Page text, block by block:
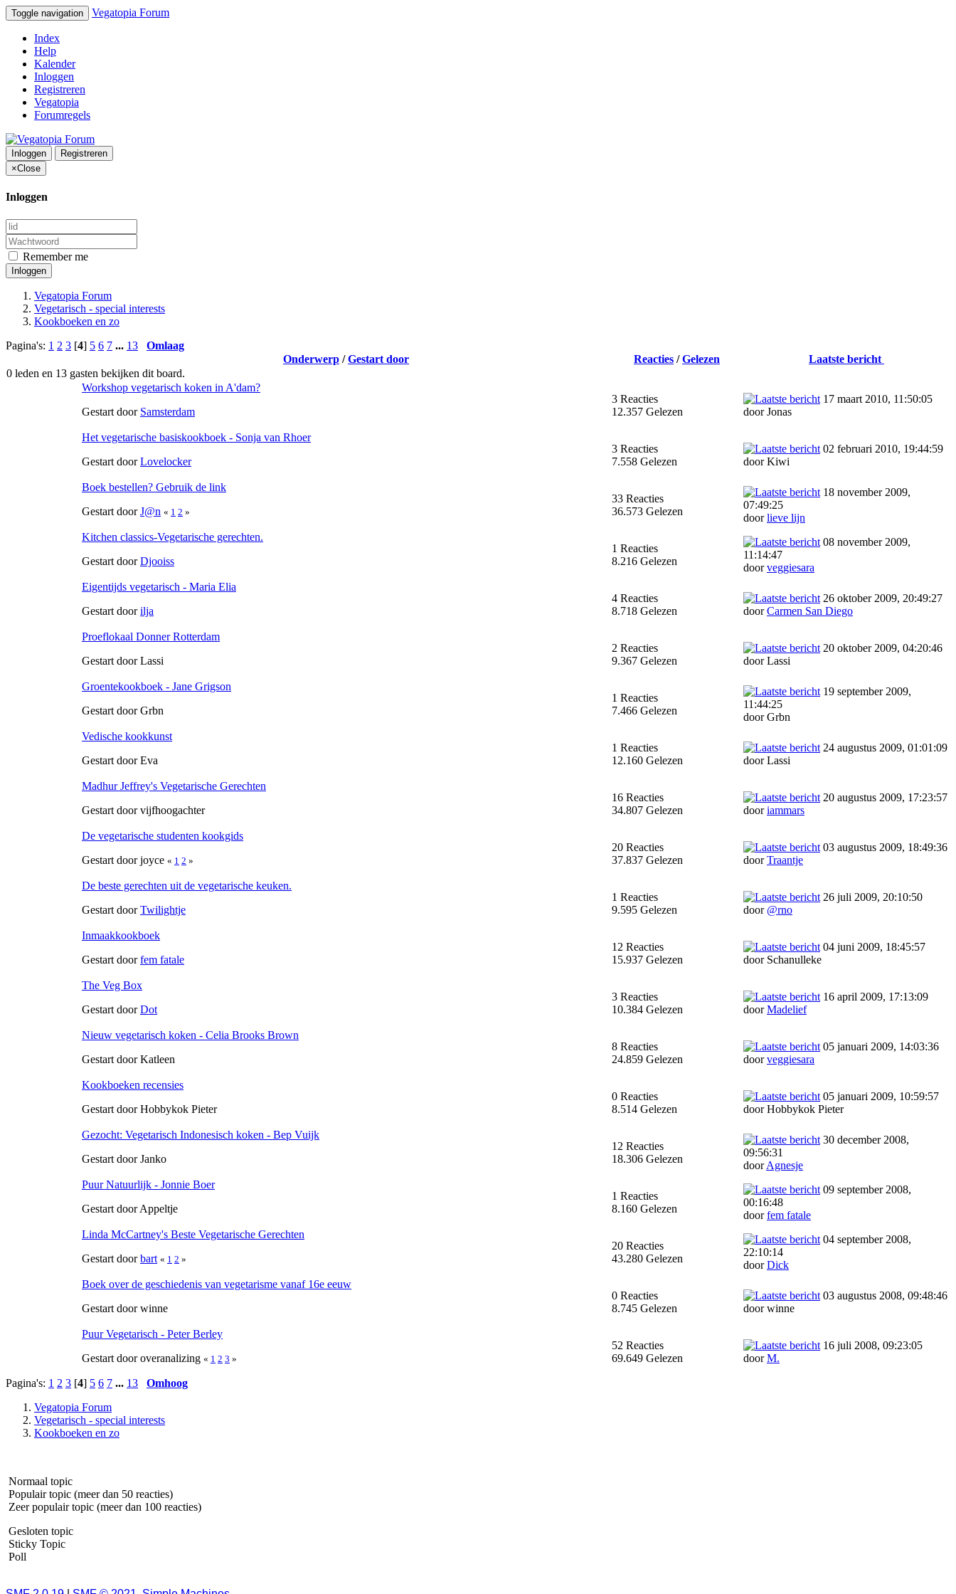
Toggle navigation Vegatopia Forum
Index
Help
Kalender
Inloggen
Registreren
Vegatopia
Forumregels
Inloggen
Registreren
×Close
Inloggen
Remember me
Inloggen
Vegatopia Forum
Vegetarisch - special interests
Kookboeken en zo
Pagina's: 1 2 3 [4] 5 6 7 ... 13
Omlaag
Onderwerp /Gestart door Reacties /Gelezen
Laatste bericht
0 leden en 13 gasten bekijken dit board.
Workshop vegetarisch koken in A'dam?
Gestart door Samsterdam
3 Reacties
12.357 Gelezen
17 maart 2010, 11:50:05
door Jonas
Het vegetarische basiskookboek - Sonja van Rhoer
Gestart doorLovelocker
3 Reacties
7.558 Gelezen
02 februari 2010, 19:44:59
door Kiwi
Boek bestellen? Gebruik de link
Gestart doorJ@n « 1 2 »
33 Reacties
36.573 Gelezen
18 november 2009,
07:49:25
doorlieve lijn
Kitchen classics-Vegetarische gerechten.
Gestart doorDjooiss
1 Reacties
8.216 Gelezen
08 november 2009,
11:14:47
doorveggiesara
Eigentijds vegetarisch - Maria Elia
Gestart doorilja
4 Reacties
8.718 Gelezen
26 oktober 2009, 20:49:27
doorCarmen San Diego
Proeflokaal Donner Rotterdam
Gestart door Lassi
2 Reacties
9.367 Gelezen
20 oktober 2009, 04:20:46
door Lassi
Groentekookboek - Jane Grigson
Gestart door Grbn
1 Reacties
7.466 Gelezen
19 september 2009,
11:44:25
door Grbn
Vedische kookkunst
Gestart door Eva
1 Reacties
12.160 Gelezen
24 augustus 2009, 01:01:09
door Lassi
Madhur Jeffrey's Vegetarische Gerechten
Gestart door vijfhoogachter
16 Reacties
34.807 Gelezen
20 augustus 2009, 17:23:57
dooriammars
De vegetarische studenten kookgids
Gestart door joyce « 1 2 »
20 Reacties
37.837 Gelezen
03 augustus 2009, 18:49:36
doorTraantje
De beste gerechten uit de vegetarische keuken.
Gestart doorTwilightje
1 Reacties
9.595 Gelezen
26 juli 2009, 20:10:50
door @rno
Inmaakkookboek
Gestart doorfem fatale
12 Reacties
15.937 Gelezen
04 juni 2009, 18:45:57
door Schanulleke
The Veg Box
Gestart doorDot
3 Reacties
10.384 Gelezen
16 april 2009, 17:13:09
doorMadelief
Nieuw vegetarisch koken - Celia Brooks Brown
Gestart door Katleen
8 Reacties
24.859 Gelezen
05 januari 2009, 14:03:36
doorveggiesara
Kookboeken recensies
Gestart door Hobbykok Pieter
0 Reacties
8.514 Gelezen
05 januari 2009, 10:59:57
door Hobbykok Pieter
Gezocht: Vegetarisch Indonesisch koken - Bep Vuijk
Gestart door Janko
12 Reacties
18.306 Gelezen
30 december 2008,
09:56:31
doorAgnesje
Puur Natuurlijk - Jonnie Boer
Gestart door Appeltje
1 Reacties
8.160 Gelezen
09 september 2008,
00:16:48
doorfem fatale
Linda McCartney's Beste Vegetarische Gerechten
Gestart doorbart « 1 2 »
20 Reacties
43.280 Gelezen
04 september 2008,
22:10:14
doorDick
Boek over de geschiedenis van vegetarisme vanaf 16e eeuw
Gestart door winne
0 Reacties
8.745 Gelezen
03 augustus 2008, 09:48:46
door winne
Puur Vegetarisch - Peter Berley
Gestart door overanalizing « 1 2 3 »
52 Reacties
69.649 Gelezen
16 juli 2008, 09:23:05
doorM.
Pagina's: 1 2 3 [4] 5 6 7 ... 13
Omhoog
Vegatopia Forum
Vegetarisch - special interests
Kookboeken en zo
Normaal topic
Populair topic (meer dan 50 reacties)
Zeer populair topic (meer dan 100 reacties)
Gesloten topic
Sticky Topic
Poll